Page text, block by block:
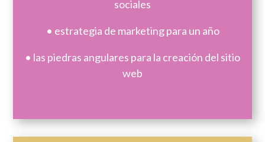
sociales
• estrategia de marketing para un año
• las piedras angulares para la creación del sitio
web